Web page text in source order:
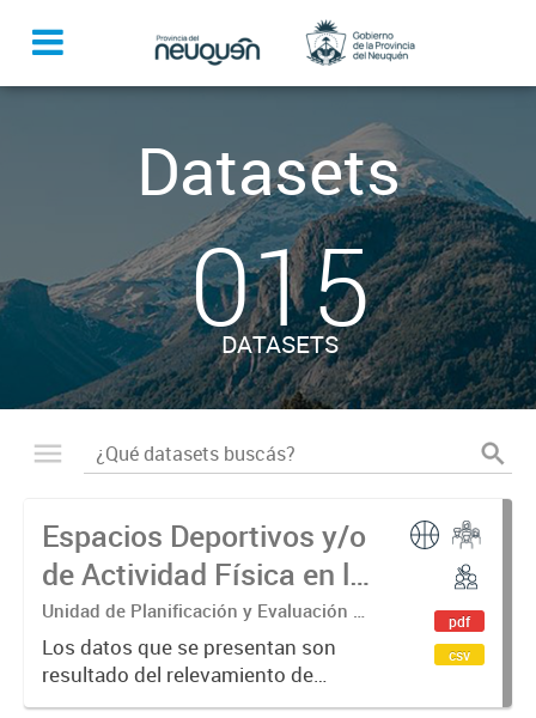
Datasets
015
DATASETS
Espacios Deportivos y/o
de Actividad Física en la
provincia del Neuquén
Unidad de Planificación y Evaluación de
Políticas Sociales (UPEPS).
Observatorio de Deportes, Actividad
Física y Cultura (ODAFyC).
Los datos que se presentan son
resultado del relevamiento de
instalaciones deportivas y/o de
pdf
csv